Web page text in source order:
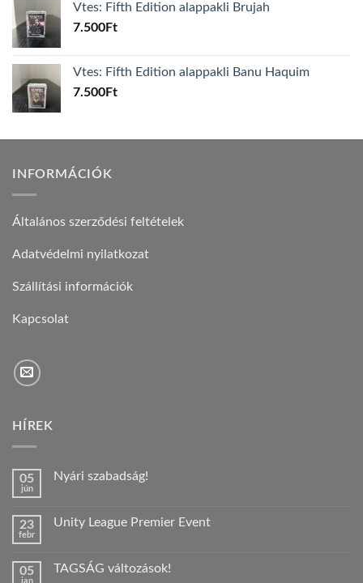
Vtes: Fifth Edition alappakli Brujah
7.500Ft
Vtes: Fifth Edition alappakli Banu Haquim
7.500Ft
INFORMÁCIÓK
Általános szerződési feltételek
Adatvédelmi nyilatkozat
Szállítási információk
Kapcsolat
HÍREK
05
jún
Nyári szabadság!
Nyári
23
febr
Unity League Premier Event
Unity
05
jan
TAGSÁG változások!